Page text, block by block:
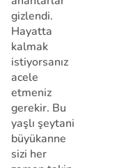
gizlendi.
Hayatta
kalmak
istiyorsanız
acele
etmeniz
gerekir. Bu
yaşlı şeytani
büyükanne
sizi her